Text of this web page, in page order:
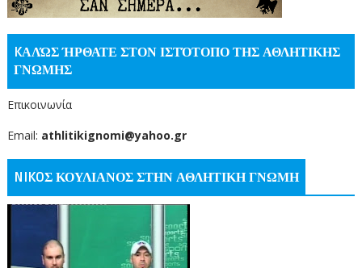
KΑΛΏΣ ΉΡΘΑΤΕ ΣΤΟΝ ΙΣΤΌΤΟΠΟ ΤΗΣ ΑΘΛΗΤΙΚΗΣ
ΓΝΩΜΗΣ
Επικοινωνία
Email: athlitikignomi@yahoo.gr
NIKOΣ ΚΟΥΛΙΑΝΟΣ ΣΤΗΝ ΑΘΛΗΤΙΚΗ ΓΝΩΜΗ